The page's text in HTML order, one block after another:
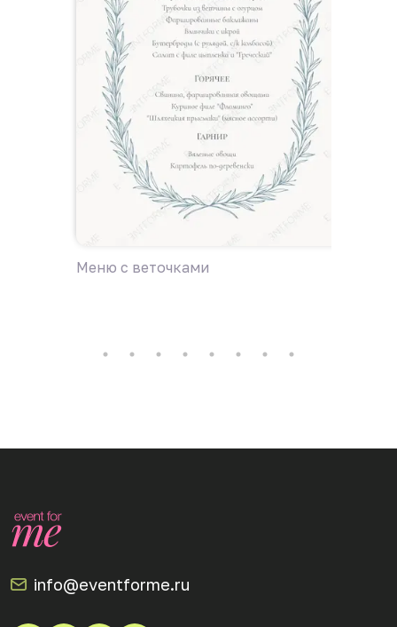
Меню с веточками
info@eventforme.ru